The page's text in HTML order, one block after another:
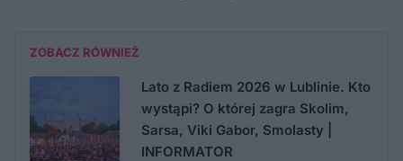
ZOBACZ RÓWNIEŻ
Lato z Radiem 2026 w Lublinie. Kto
wystąpi? O której zagra Skolim,
Sarsa, Viki Gabor, Smolasty |
INFORMATOR